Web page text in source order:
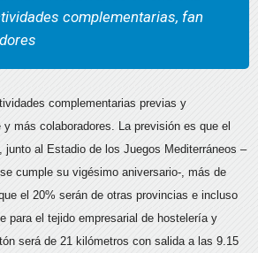
complementarias, fan
complementarias previas y
más colaboradores. La previsión es que el
junto al Estadio de los Juegos Mediterráneos –
cumple su vigésimo aniversario-, más de
el 20% serán de otras provincias e incluso
para el tejido empresarial de hostelería y
será de 21 kilómetros con salida a las 9.15